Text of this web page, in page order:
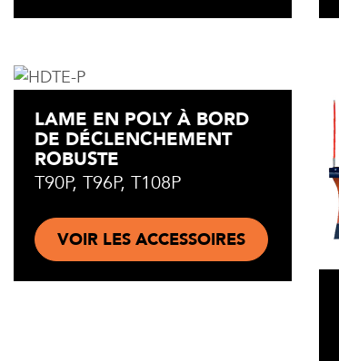
LAME EN POLY À BORD
DE DÉCLENCHEMENT
ROBUSTE
T90P, T96P, T108P
VOIR LES ACCESSOIRES